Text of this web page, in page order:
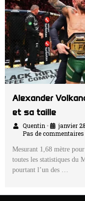
Alexander
et sa taille
Quentin • janvier
Pas de commentaires
Mesurant 1,68 mètre
toutes les statistiques du
pourtant l’un des …